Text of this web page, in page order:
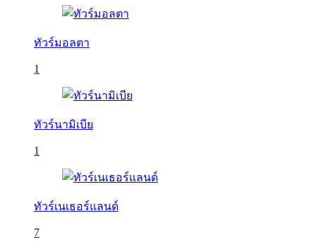
ทัวร์มอลตา
1
ทัวร์นามิเบีย
1
ทัวร์เนเธอร์แลนด์
7